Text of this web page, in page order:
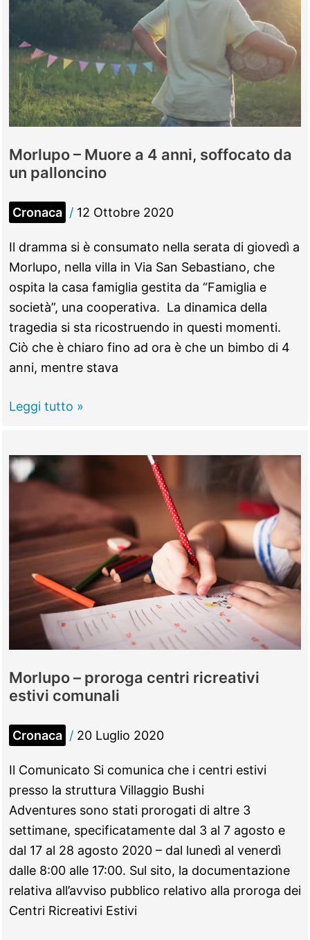
Vianey
Morlupo – Muore a 4 anni, soffocato da
un palloncino
Cronaca / 12 Ottobre 2020
Il dramma si è consumato nella serata di giovedì a
Morlupo, nella villa in Via San Sebastiano, che
ospita la casa famiglia gestita da “Famiglia e
società”, una cooperativa. La dinamica della
tragedia si sta ricostruendo in questi momenti.
Ciò che è chiaro fino ad ora è che un bimbo di 4
anni, mentre stava
Morlupo
a
4
soffocato
da
un
palloncino
Leggi tutto »
Morlupo – proroga centri ricreativi
estivi comunali
Cronaca / 20 Luglio 2020
Il Comunicato Si comunica che i centri estivi
presso la struttura Villaggio Bushi
Adventures sono stati prorogati di altre 3
settimane, specificatamente dal 3 al 7 agosto e
dal 17 al 28 agosto 2020 – dal lunedì al venerdì
dalle 8:00 alle 17:00. Sul sito, la documentazione
relativa all’avviso pubblico relativo alla proroga dei
Centri Ricreativi Estivi